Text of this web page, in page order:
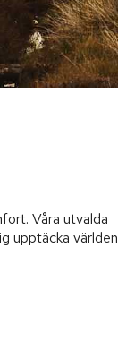
Våra utvalda
upptäcka världen